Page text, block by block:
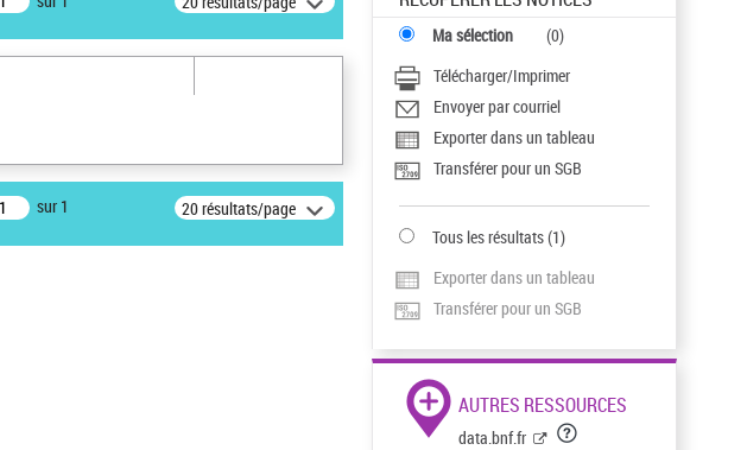
sur 1 20 résultats/page
Ma sélection (0)
Télécharger/Imprimer
Envoyer par courriel
Exporter dans un tableau
Transférer pour un SGB
Tous les résultats(1)
Exporter dans un tableau
Transférer pour un SGB
AUTRES RESSOURCES
data.bnf.fr